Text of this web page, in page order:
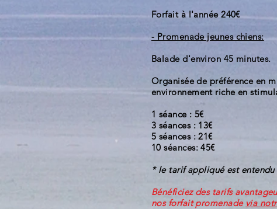
Forfait à l'année 240€
- Promenade jeunes chiens:
Balade d'environ 45 minutes.
Organisée de préférence en
environnement riche en
1 séance : 5€
3 séances : 13€
5 séances : 21€
10 séances: 45€
* le tarif appliqué est
Bénéficiez des tarifs
nos forfait promenade via